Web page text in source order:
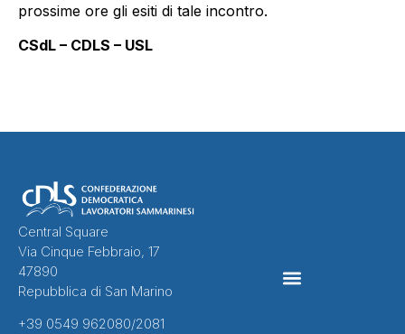
prossime ore gli esiti di tale incontro.
CSdL – CDLS – USL
Central Square
Via Cinque Febbraio, 17
47890
Repubblica di San Marino
+39 0549 962080/2081